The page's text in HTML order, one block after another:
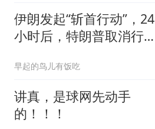
伊朗发起“斩首行动”，24
小时后，特朗普取消行
早起的鸟儿有饭吃
讲真，是球网先动手
的！！！